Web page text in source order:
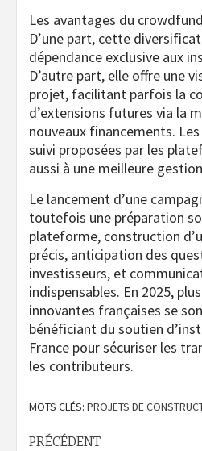
Les avantages du
D’une part, cette
dépendance exclusive aux
D’autre part, elle offre une
projet, facilitant parfois la
d’extensions futures via la
nouveaux financements.
suivi proposées par les
aussi à une meilleure
Le lancement d’une
toutefois une préparation
plateforme, construction
précis, anticipation des
investisseurs, et
indispensables. En 2025,
innovantes françaises se
bénéficiant du soutien
France pour sécuriser les
les contributeurs.
MOTS CLÉS: PROJETS DE
PRÉCÉDENT